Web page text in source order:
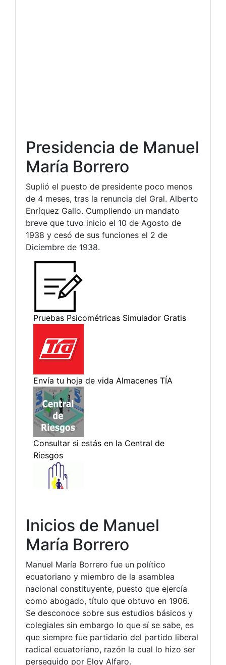
Presidencia de Manuel
María Borrero
Suplió el puesto de presidente poco menos
de 4 meses, tras la renuncia del Gral. Alberto
Enríquez Gallo. Cumpliendo un mandato
breve que tuvo inicio el 10 de Agosto de
1938 y cesó de sus funciones el 2 de
Diciembre de 1938.
Inicios de Manuel
María Borrero
Manuel María Borrero fue un político
ecuatoriano y miembro de la asamblea
nacional constituyente, puesto que ejercía
como abogado, título que obtuvo en 1906.
Se desconoce sobre sus estudios básicos y
colegiales sin embargo lo que sí se sabe, es
que siempre fue partidario del partido liberal
radical ecuatoriano, razón la cual lo hizo ser
perseguido por Eloy Alfaro.